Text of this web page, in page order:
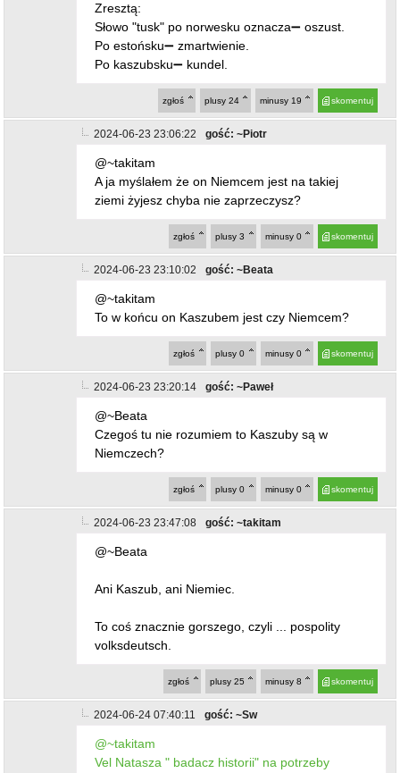
Zresztą:
Słowo "tusk" po norwesku oznacza➖ oszust.
Po estońsku➖ zmartwienie.
Po kaszubsku➖ kundel.
skomentuj
minusy 19
plusy 24
zgłoś
2024-06-23 23:06:22 gość: ~Piotr
@~takitam
A ja myślałem że on Niemcem jest na takiej
ziemi żyjesz chyba nie zaprzeczysz?
skomentuj
minusy 0
plusy 3
zgłoś
2024-06-23 23:10:02 gość: ~Beata
@~takitam
To w końcu on Kaszubem jest czy Niemcem?
skomentuj
minusy 0
plusy 0
zgłoś
2024-06-23 23:20:14 gość: ~Paweł
@~Beata
Czegoś tu nie rozumiem to Kaszuby są w
Niemczech?
skomentuj
minusy 0
plusy 0
zgłoś
2024-06-23 23:47:08 gość: ~takitam
@~Beata
Ani Kaszub, ani Niemiec.
To coś znacznie gorszego, czyli ... pospolity
volksdeutsch.
skomentuj
minusy 8
plusy 25
zgłoś
2024-06-24 07:40:11 gość: ~Sw
@~takitam
Vel Natasza " badacz historii" na potrzeby